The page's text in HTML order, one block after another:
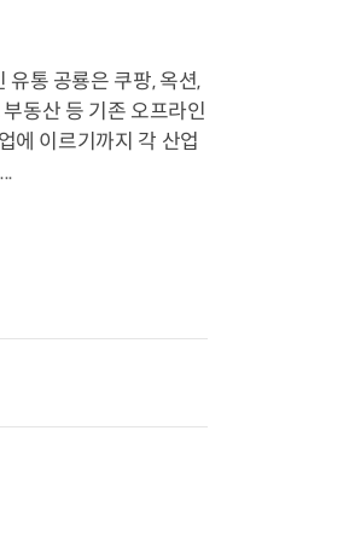
통 공룡은 쿠팡, 옥션,
동산 등 기존 오프라인
에 이르기까지 각 산업